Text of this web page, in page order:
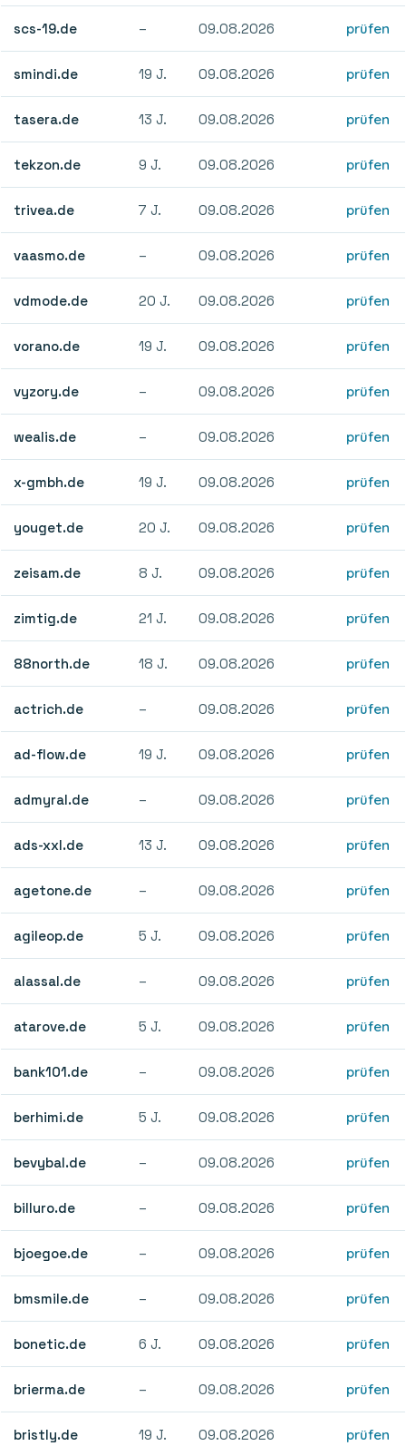
scs-19.de – 09.08.2026 prüfen
smindi.de 19 J. 09.08.2026 prüfen
tasera.de 13 J. 09.08.2026 prüfen
tekzon.de 9 J. 09.08.2026 prüfen
trivea.de 7 J. 09.08.2026 prüfen
vaasmo.de – 09.08.2026 prüfen
vdmode.de 20 J. 09.08.2026 prüfen
vorano.de 19 J. 09.08.2026 prüfen
vyzory.de – 09.08.2026 prüfen
wealis.de – 09.08.2026 prüfen
x-gmbh.de 19 J. 09.08.2026 prüfen
youget.de 20 J. 09.08.2026 prüfen
zeisam.de 8 J. 09.08.2026 prüfen
zimtig.de 21 J. 09.08.2026 prüfen
88north.de 18 J. 09.08.2026 prüfen
actrich.de – 09.08.2026 prüfen
ad-flow.de 19 J. 09.08.2026 prüfen
admyral.de – 09.08.2026 prüfen
ads-xxl.de 13 J. 09.08.2026 prüfen
agetone.de – 09.08.2026 prüfen
agileop.de 5 J. 09.08.2026 prüfen
alassal.de – 09.08.2026 prüfen
atarove.de 5 J. 09.08.2026 prüfen
bank101.de – 09.08.2026 prüfen
berhimi.de 5 J. 09.08.2026 prüfen
bevybal.de – 09.08.2026 prüfen
billuro.de – 09.08.2026 prüfen
bjoegoe.de – 09.08.2026 prüfen
bmsmile.de – 09.08.2026 prüfen
bonetic.de 6 J. 09.08.2026 prüfen
brierma.de – 09.08.2026 prüfen
bristly.de 19 J. 09.08.2026 prüfen